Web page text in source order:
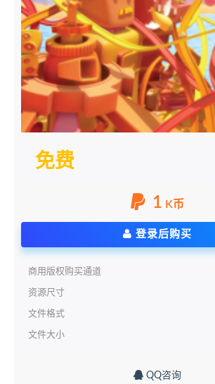
免费
1 K币
登录后购买
商用版权购买通道
资源尺寸
文件格式
文件大小
QQ咨询